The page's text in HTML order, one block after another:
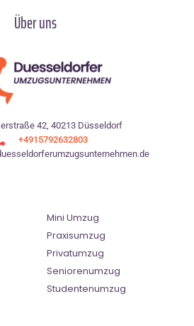
Über uns
42, 40213 Düsseldorf
+4915792632803
Mini Umzug
Praxisumzug
Privatumzug
Seniorenumzug
Studentenumzug